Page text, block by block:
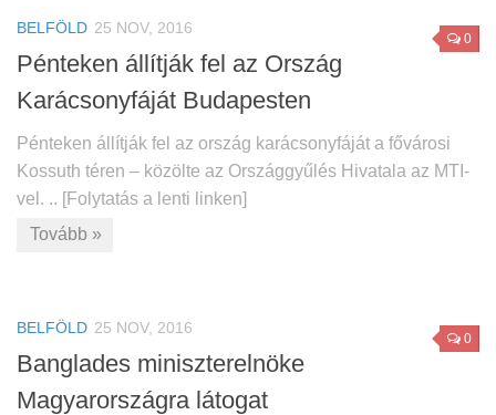
0
BELFÖLD 25 NOV, 2016
Pénteken állítják fel az Ország
Karácsonyfáját Budapesten
Pénteken állítják fel az ország karácsonyfáját a fővárosi
Kossuth téren – közölte az Országgyűlés Hivatala az MTI-
vel. .. [Folytatás a lenti linken]
Tovább »
0
BELFÖLD 25 NOV, 2016
Banglades miniszterelnöke
Magyarországra látogat